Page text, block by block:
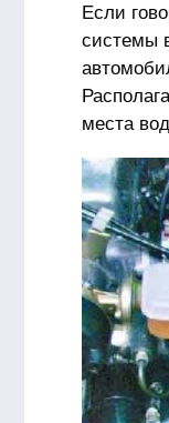
Если
системы
места